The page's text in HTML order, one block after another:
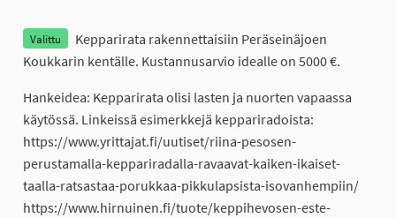
Valittu
Kepparirata rakennettaisiin Peräseinäjoen
Koukkarin kentälle. Kustannusarvio idealle on 5000 €.
Hankeidea: Kepparirata olisi lasten ja nuorten vapaassa
käytössä. Linkeissä esimerkkejä keppariradoista:
https://www.yrittajat.fi/uutiset/riina-pesosen-
perustamalla-keppariradalla-ravaavat-kaiken-ikaiset-
taalla-ratsastaa-porukkaa-pikkulapsista-isovanhempiin/
https://www.hirnuinen.fi/tuote/keppihevosen-este-